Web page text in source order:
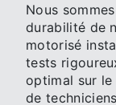
Nous
durabilité de
motorisé
tests
optimal sur le
de